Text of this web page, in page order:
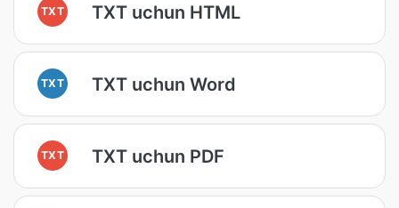
TXT TXT uchun HTML
TXT TXT uchun Word
TXT TXT uchun PDF